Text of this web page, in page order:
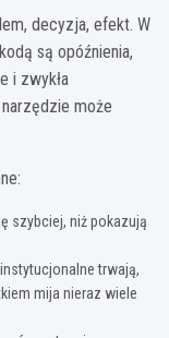
decyzja, efekt. W
są opóźnienia,
i zwykła
może
szybciej, niż pokazują
trwają,
mija nieraz wiele